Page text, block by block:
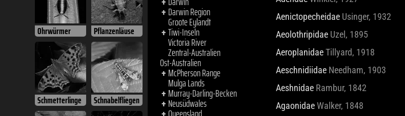
Ohrwürmer Pflanzenläuse
Schmetterlinge Schnabelfliegen
+ McPherson Range
Mulga Lands
Murray-Darling-Becken
+ Neusüdwales
Queensland
Victoria
Südaustralien
Adelaide
Adelaide Hills
Flinders Lofty Block Bioregion
+ Känguru-Insel
Aenictopecheidae Usinger, 1932
Aeolothripidae Uzel, 1895
AeroplanidaeTillyard, 1918
Aeschnidiidae Needham, 1903
Aeshnidae Rambur, 1842
AgaonidaeWalker, 1848